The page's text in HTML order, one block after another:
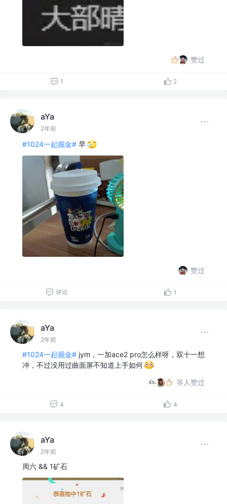
赞过
1 2
aYa
2年前
#1024一起掘金# 早
赞过
评论 1
aYa
2年前
#1024一起掘金# jym，一加ace2 pro怎么样呀，双十一想
冲，不过没用过曲面屏不知道上手如何
等人赞过
4 4
aYa
2年前
周六 && 1矿石